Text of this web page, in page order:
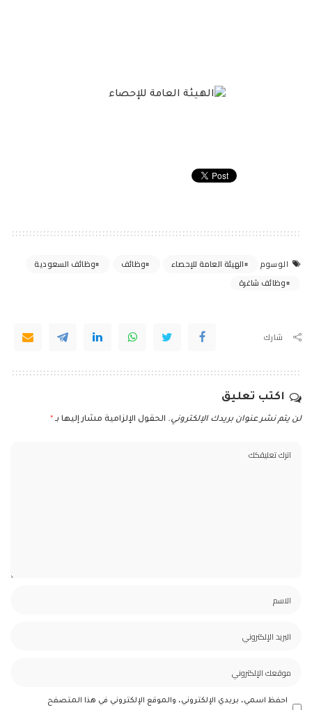
الوسوم الهيئة العامة للإحصاء وظائف
وظائف السعودية
وظائف شاغرة
شارك
اكتب تعليق
لن يتم نشر عنوان بريدك الإلكتروني. الحقول الإلزامية مشار إليها بـ *
احفظ اسمي، بريدي الإلكتروني، والموقع الإلكتروني في هذا المتصفح